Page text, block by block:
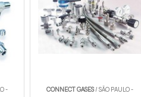
-
CONNECT GASES/ SÃO PAULO -